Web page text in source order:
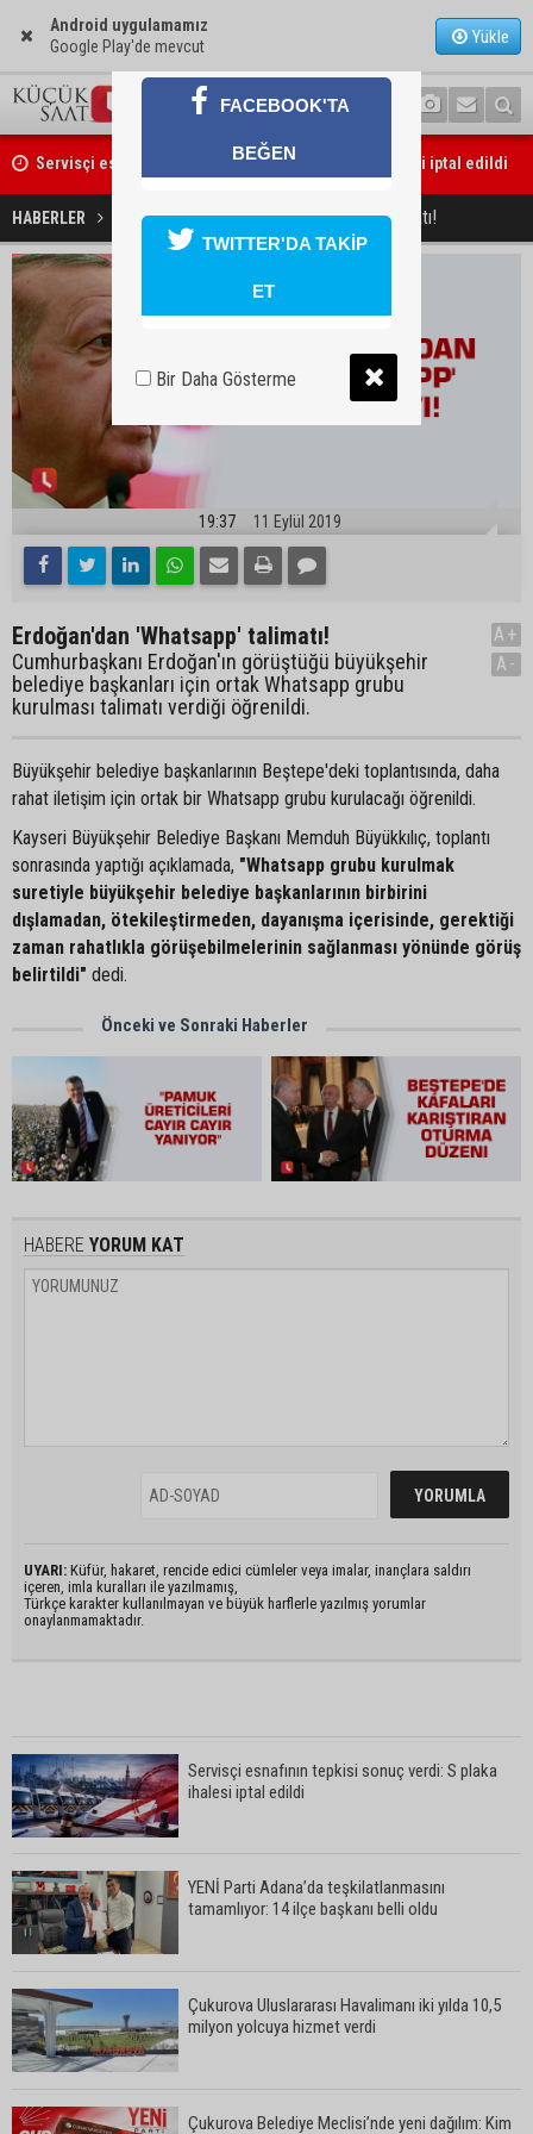
Android uygulamamız
Google Play'de mevcut
Yükle
Servisçi esnafının tepkisi sonuç verdi: S plaka ihalesi iptal edildi
HABERLER SİYASET Erdoğan'dan 'Whatsapp' talimatı!
19:37 11 Eylül 2019
Erdoğan'dan 'Whatsapp' talimatı!
Cumhurbaşkanı Erdoğan'ın görüştüğü büyükşehir
belediye başkanları için ortak Whatsapp grubu
kurulması talimatı verdiği öğrenildi.
A+
A-
Büyükşehir belediye başkanlarının Beştepe'deki toplantısında, daha
rahat iletişim için ortak bir Whatsapp grubu kurulacağı öğrenildi.
Kayseri Büyükşehir Belediye Başkanı Memduh Büyükkılıç, toplantı
sonrasında yaptığı açıklamada, "Whatsapp grubu kurulmak
suretiyle büyükşehir belediye başkanlarının birbirini
dışlamadan, ötekileştirmeden, dayanışma içerisinde, gerektiği
zaman rahatlıkla görüşebilmelerinin sağlanması yönünde görüş
belirtildi" dedi.
Önceki ve Sonraki Haberler
HABERE YORUM KAT
UYARI: Küfür, hakaret, rencide edici cümleler veya imalar, inançlara saldırı
içeren, imla kuralları ile yazılmamış,
Türkçe karakter kullanılmayan ve büyük harflerle yazılmış yorumlar
onaylanmamaktadır.
Servisçi esnafının tepkisi sonuç verdi: S plaka
ihalesi iptal edildi
YENİ Parti Adana’da teşkilatlanmasını
tamamlıyor: 14 ilçe başkanı belli oldu
Çukurova Uluslararası Havalimanı iki yılda 10,5
milyon yolcuya hizmet verdi
Çukurova Belediye Meclisi’nde yeni dağılım: Kim
FACEBOOK'TA
BEĞEN
TWITTER'DA TAKİP
ET
Bir Daha Gösterme